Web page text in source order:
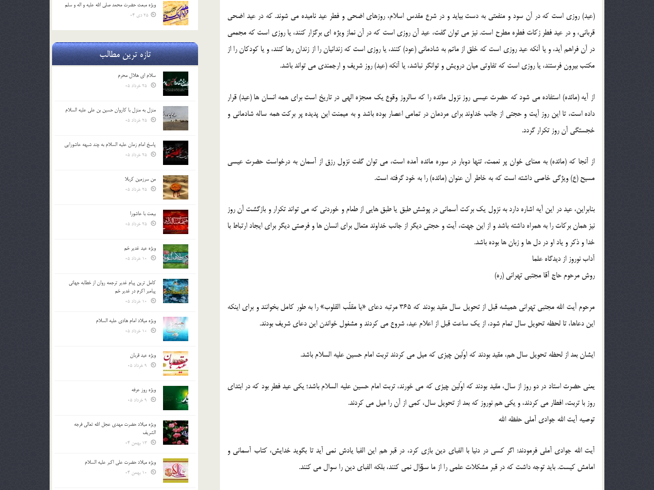
(عید) روزی است که در آن سود و منفعتی به دست بیاید و در شرع مقدس اسلام، روزهای اضحی و فطر عید نامیده می شوند. که در عید اضحی
قربانی، و در عید فطر زکات فطره مطرح است. نیز می توان گفت، عید آن روزی است که در آن نماز ویژه ای برگزار کنند، یا روزی است که مجمعی
در آن فراهم آید، و یا آنکه عید روزی است که خلق از ماتم به شادمانی (عود) کنند، یا روزی است که زندانیان را از زندان رها کنند، و یا کودکان را از
مکتب بیرون فرستند، یا روزی است که تفاوتی میان درویش و توانگر نباشد، یا آنکه (عید) روز شریف و ارجمندی می تواند باشد.
از آیه (مائده) استفاده می شود که حضرت عیسی روز نزول مائده را که سالروز وقوع یک معجزه الهی در تاریخ است برای همه انسان ها (عید) قرار
داده است، تا این روز آیت و حجتی از جانب خداوند برای مردمان در تمامی اعصار بوده باشد و به میمنت این پدیده پر برکت همه ساله شادمانی و
خجستگی آن روز تکرار گردد.
از آنجا که (مائده) به معنای خوان پر نعمت، تنها دوبار در سوره مائده آمده است، می توان گفت نزول رزق از آسمان به درخواست حضرت عیسی
مسیح (ع) ویژگی خاصی داشته است که به خاطر آن عنوان (مائده) را به خود گرفته است.
بنابراین، عید در این آیه اشاره دارد به نزول یک برکت آسمانی در پوشش طبق یا طبق هایی از طعام و خوردنی که می تواند تکرار و بازگشت آن روز
نیز همان برکات را به همراه داشته باشد و از این جهت، آیت و حجتی دیگر از جانب خداوند متعال برای انسان ها و فرصتی دیگر برای ایجاد ارتباط با
خدا و ذکر و یاد او در دل ها و زبان ها بوده باشد.
آداب نوروز از دیدگاه علما
روش مرحوم حاج آقا مجتبی تهرانی (ره)
مرحوم آیت الله مجتبی تهرانی همیشه قبل از تحویل سال مقید بودند که 365 مرتبه دعای «یا مقلّب القلوب» را به طور کامل بخوانند و برای اینکه
این دعاها، تا لحظه تحویل سال تمام شود، از یک ساعت قبل از اعلام عید، شروع می کردند و مشغول خواندن این دعای شریف بودند.
ایشان بعد از لحظه تحویل سال هم، مقید بودند که اوّلین چیزی که میل می کردند تربت امام حسین علیه السلام باشد.
یعنی حضرت استاد در دو روز از سال، مقید بودند که اوّلین چیزی که می خورند، تربت امام حسین علیه السلام باشد؛ یکی عید فطر بود که در ابتدای
روز با تربت، افطار می کردند، و یکی هم نوروز که بعد از تحویل سال، کمی از آن را میل می کردند.
توصیه آیت الله جوادی آملی حفظه الله
آیت الله جوادی آملی فرمودند: اگر کسی در دنیا با الفبای دین بازی کرد، در قبر هم این الفبا یادش نمی آید تا بگوید خدایش، کتاب آسمانی و
امامش کیست. باید توجه داشت که در قبر مشکلات علمی را از ما سۆال نمی کنند، بلکه الفبای دین را سوال می کنند.
ویژه مبعث حضرت محمد صلی الله علیه و اله و سلم
25 دی 04
تازه ترین مطالب
سلام ای هلال محرم
منزل به منزل با کاروان حسین بن علی علیه السلام
پاسخ امام زمان علیه السلام به چند شبهه عاشورایی
من سرزمین کربلا
بیعت با عاشورا
ویژه عید غدیر خم
کامل ترین پیام غدیر ترجمه روان از خطابه جهانی
پیامبر اکرم در غدیر خم
ویژه میلاد امام هادی علیه السلام
ویژه عید قربان
ویژه روز عرفه
ویژه میلاد حضرت مهدی عجل الله تعالی فرجه
الشريف
ویژه میلاد حضرت علی اکبر علیه السلام